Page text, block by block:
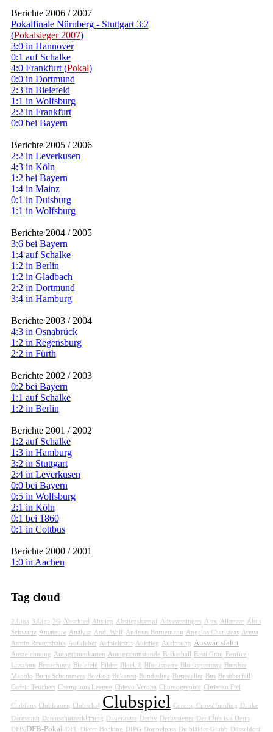
Berichte 2006 / 2007
Pokalfinale Nürnberg - Stuttgart 3:2
(Pokalsieger 2007)
3:0 in Hannover
0:1 auf Schalke
4:0 Frankfurt (Pokal)
0:0 in Dortmund
2:3 in Bielefeld
1:1 in Wolfsburg
2:2 in Frankfurt
0:0 bei Bayern
Berichte 2005 / 2006
2:2 in Leverkusen
4:3 in Köln
1:2 bei Bayern
1:4 in Mainz
0:1 in Duisburg
1:1 in Wolfsburg
Berichte 2004 / 2005
3:6 bei Bayern
1:4 auf Schalke
1:2 in Berlin
1:2 in Gladbach
2:2 in Dortmund
3:4 in Hamburg
Berichte 2003 / 2004
4:3 in Osnabrück
1:2 in Regensburg
2:2 in Fürth
Berichte 2002 / 2003
0:2 bei Bayern
1:1 auf Schalke
1:2 in Berlin
Berichte 2001 / 2002
1:2 auf Schalke
1:3 in Hamburg
3:2 in Stuttgart
2:4 in Leverkusen
0:0 bei Bayern
0:5 in Wolfsburg
2:1 in Köln
0:1 bei 1860
0:1 in Cottbus
Berichte 2000 / 2001
1:0 in Aachen
Tag cloud
2.Liga 3.Liga 3G Abschied Abstieg Abstiegskampf Adventssingen Ajax Alkmaar Alois
Schwartz Amateure Analyse Andi Wolf Andreas Bornemann Angelos Charisteas Areva
Armin Reutershahn Aufkleber Aufsichtsrat Aufstieg Auslosung Auswärtsfahrt
Auszeichnung Autogrammkarten Autogrammstunde Basketball Basti Grau
Benfica
Lissabon
Bestechung Bielefeld Bilder Block 8 Blocksperre Blocksperrung
Bomber
Manolo
Boris Schommers Boykott Bukarest Bundesliga Burgstaller Bus
Busüberfall
Cedric Teuchert Champions League Chievo Verona Choreographie Christian Fiel
Clubfans Clubfrauen Clubschal Clubspiel Corona Crowdfunding
Danke
Darmstadt
Datenschutzerklärung Dauerkarte Derby Derbysieger
Der Club is a Depp
DFB
DFB-Pokal DFL Dieter Hecking DIPG Doppelpass Du bläider Glubb
Düsseldorf